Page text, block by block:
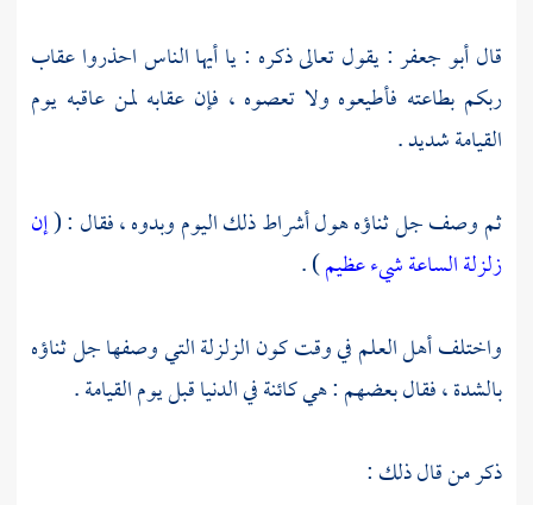
قالأبو جعفر: يقول تعالى ذكره : يا أيها الناس احذروا عقاب
ربكم بطاعته فأطيعوه ولا تعصوه ، فإن عقابه لمن عاقبه يوم
القيامة شديد .
ثم وصف جل ثناؤه هول أشراط ذلك اليوم وبدوه ، فقال : (إن
زلزلة الساعة شيء عظيم) .
واختلف أهل العلم في وقت كون الزلزلة التي وصفها جل ثناؤه
بالشدة ، فقال بعضهم : هي كائنة في الدنيا قبل يوم القيامة .
ذكر من قال ذلك :